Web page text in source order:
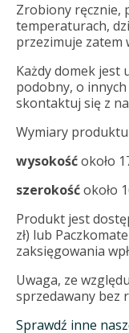
Zrobiony ręcznie,
temperaturach,
przezimuje zatem
Każdy domek jest
podobny, o
skontaktuj się z
Wymiary produktu
wysokośćokoło
szerokośćokoło
Produkt jest
zł) lub
zaksięgowania
Uwaga, ze
sprzedawany bez
Sprawdź inne